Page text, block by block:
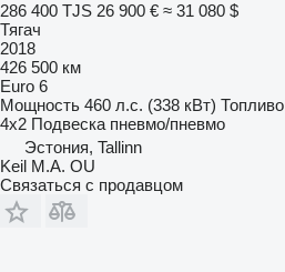
286 400 TJS 26 900 € ≈ 31 080 $
Тягач
2018
426 500 км
Euro 6
Мощность 460 л.с. (338 кВт) Топливо
4x2 Подвеска пневмо/пневмо
Эстония, Tallinn
Keil M.A. OU
Связаться с продавцом